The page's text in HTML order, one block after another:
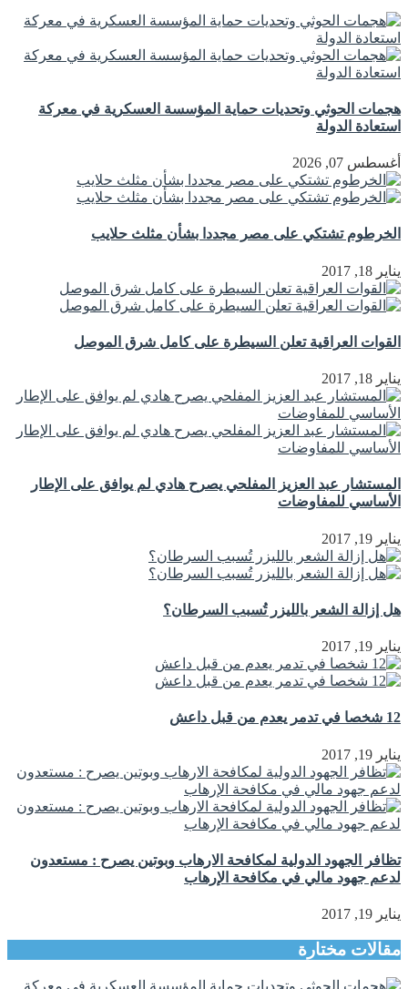
هجمات الحوثي وتحديات حماية المؤسسة العسكرية في معركة
استعادة الدولة
أغسطس 07, 2026
الخرطوم تشتكي على مصر مجددا بشأن مثلث حلايب
يناير 18, 2017
القوات العراقية تعلن السيطرة على كامل شرق الموصل
يناير 18, 2017
المستشار عبد العزيز المفلحي يصرح هادي لم يوافق على الإطار
الأساسي للمفاوضات
يناير 19, 2017
هل إزالة الشعر بالليزر تُسبب السرطان؟
يناير 19, 2017
12 شخصا في تدمر يعدم من قبل داعش
يناير 19, 2017
تظافر الجهود الدولية لمكافحة الارهاب وبوتين يصرح : مستعدون
لدعم جهود مالي في مكافحة الإرهاب
يناير 19, 2017
مقالات مختارة